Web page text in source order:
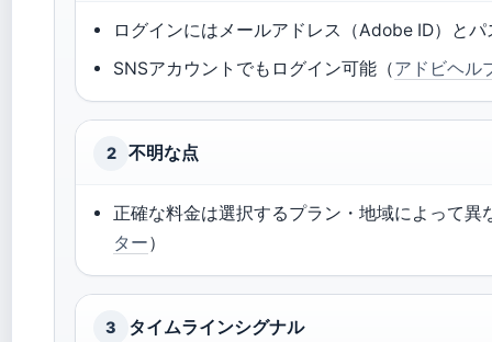
ログインにはメールアドレス（Adobe ID）と
SNSアカウントでもログイン可能（アドビヘル
2 不明な点
正確な料金は選択するプラン・地域によって
ター）
3 タイムラインシグナル